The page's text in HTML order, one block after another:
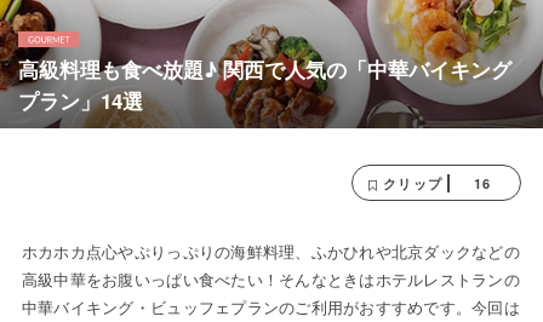
高級料理も食べ放題♪ 関西で人気の「中華バイキング
プラン」14選
クリップ 16
ホカホカ点心やぷりっぷりの海鮮料理、ふかひれや北京ダックなどの
高級中華をお腹いっぱい食べたい！そんなときはホテルレストランの
中華バイキング・ビュッフェプランのご利用がおすすめです。今回は